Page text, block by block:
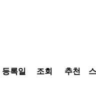
등록일 조회 추천